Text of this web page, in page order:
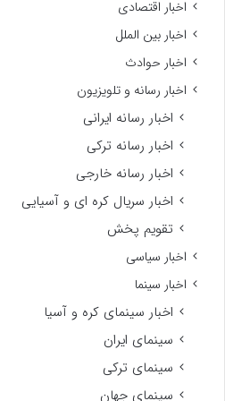
اخبار اقتصادی
اخبار بین الملل
اخبار حوادث
اخبار رسانه و تلویزیون
اخبار رسانه ایرانی
اخبار رسانه ترکی
اخبار رسانه خارجی
اخبار سریال کره ای و آسیایی
تقویم پخش
اخبار سیاسی
اخبار سینما
اخبار سینمای کره و آسیا
سینمای ایران
سینمای ترکی
سینمای جهان